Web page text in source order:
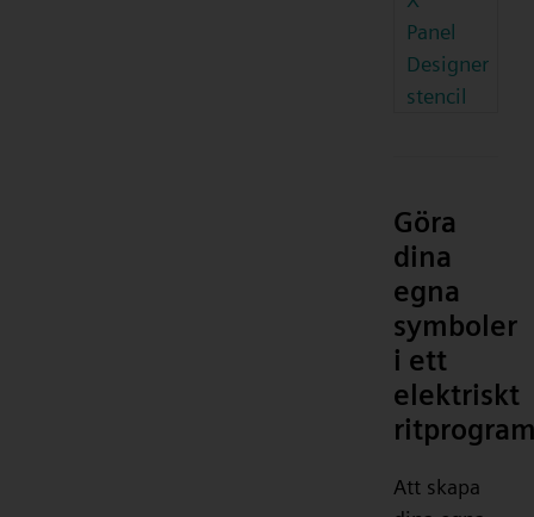
Panel
Designer
stencil
Göra
dina
egna
symboler
i ett
elektriskt
Att skapa